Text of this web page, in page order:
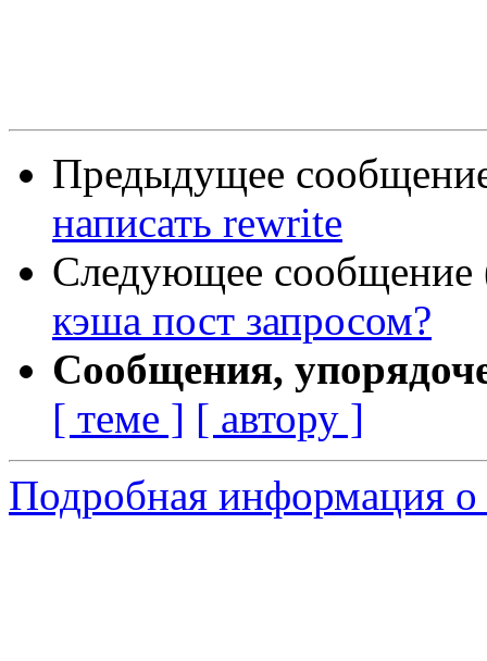
Предыдущее
написать rewrite
Следующее сообщение
кэша пост запросом?
Сообщения,
[ теме ] [ автору ]
Подробная информация